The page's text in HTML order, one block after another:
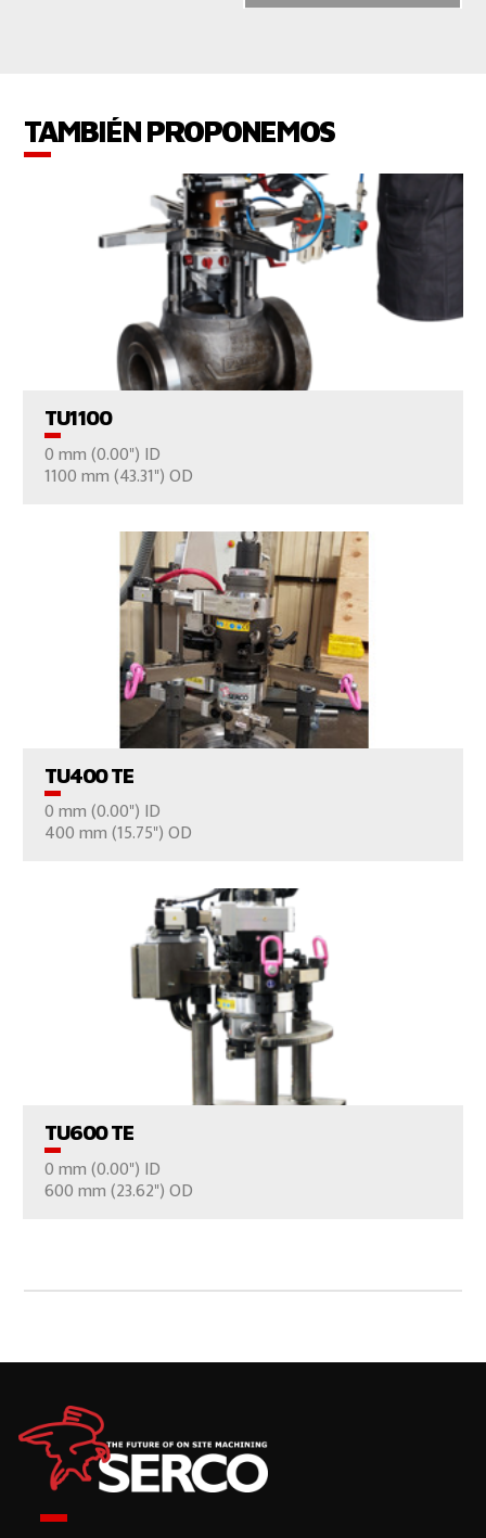
TAMBIÉN PROPONEMOS
TU1100
0 mm (0.00") ID
1100 mm (43.31") OD
VER EL PRODUCTO
TU400 TE
0 mm (0.00") ID
400 mm (15.75") OD
VER EL PRODUCTO
TU600 TE
0 mm (0.00") ID
600 mm (23.62") OD
VER EL PRODUCTO